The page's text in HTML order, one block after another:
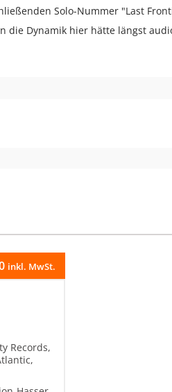
Solo-Nummer "Last
die Dynamik hier hätte längst
inkl. MwSt.
Records,